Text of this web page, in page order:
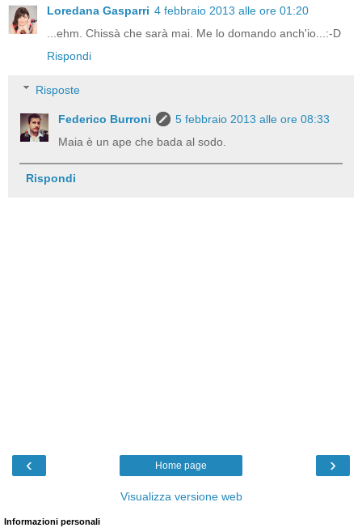
Loredana Gasparri 4 febbraio 2013 alle ore 01:20
...ehm. Chissà che sarà mai. Me lo domando anch'io...:-D
Rispondi
Risposte
Federico Burroni
5 febbraio 2013 alle ore 08:33
Maia è un ape che bada al sodo.
Rispondi
‹ ›
Home page
Visualizza versione web
Informazioni personali